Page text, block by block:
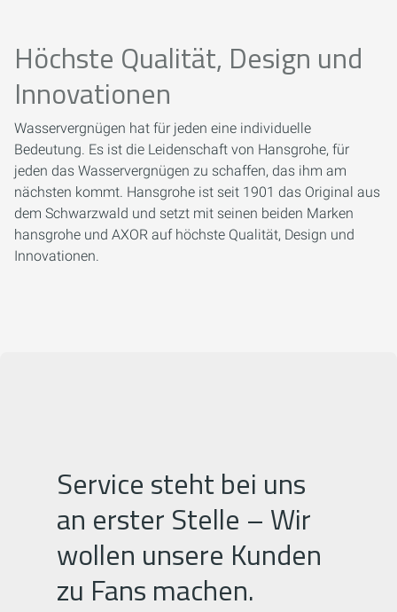
Höchste Qualität, Design und
Innovationen
Wasservergnügen hat für jeden eine individuelle
Bedeutung. Es ist die Leidenschaft von Hansgrohe, für
jeden das Wasservergnügen zu schaffen, das ihm am
nächsten kommt. Hansgrohe ist seit 1901 das Original aus
dem Schwarzwald und setzt mit seinen beiden Marken
hansgrohe und AXOR auf höchste Qualität, Design und
Innovationen.
Service steht bei uns
an erster Stelle – Wir
wollen unsere Kunden
zu Fans machen.